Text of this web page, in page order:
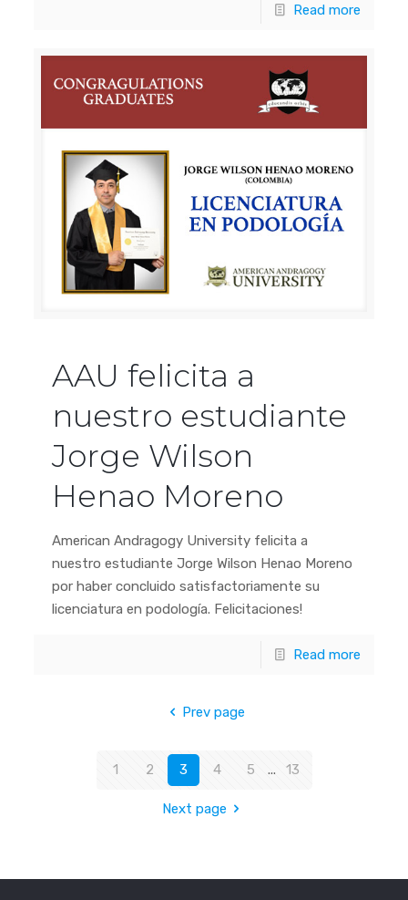
Read more
AAU felicita a
nuestro estudiante
Jorge Wilson
Henao Moreno
American Andragogy University felicita a
nuestro estudiante Jorge Wilson Henao Moreno
por haber concluido satisfactoriamente su
licenciatura en podología. Felicitaciones!
Read more
Prev page
1 2 3 4 5 ... 13
Next page